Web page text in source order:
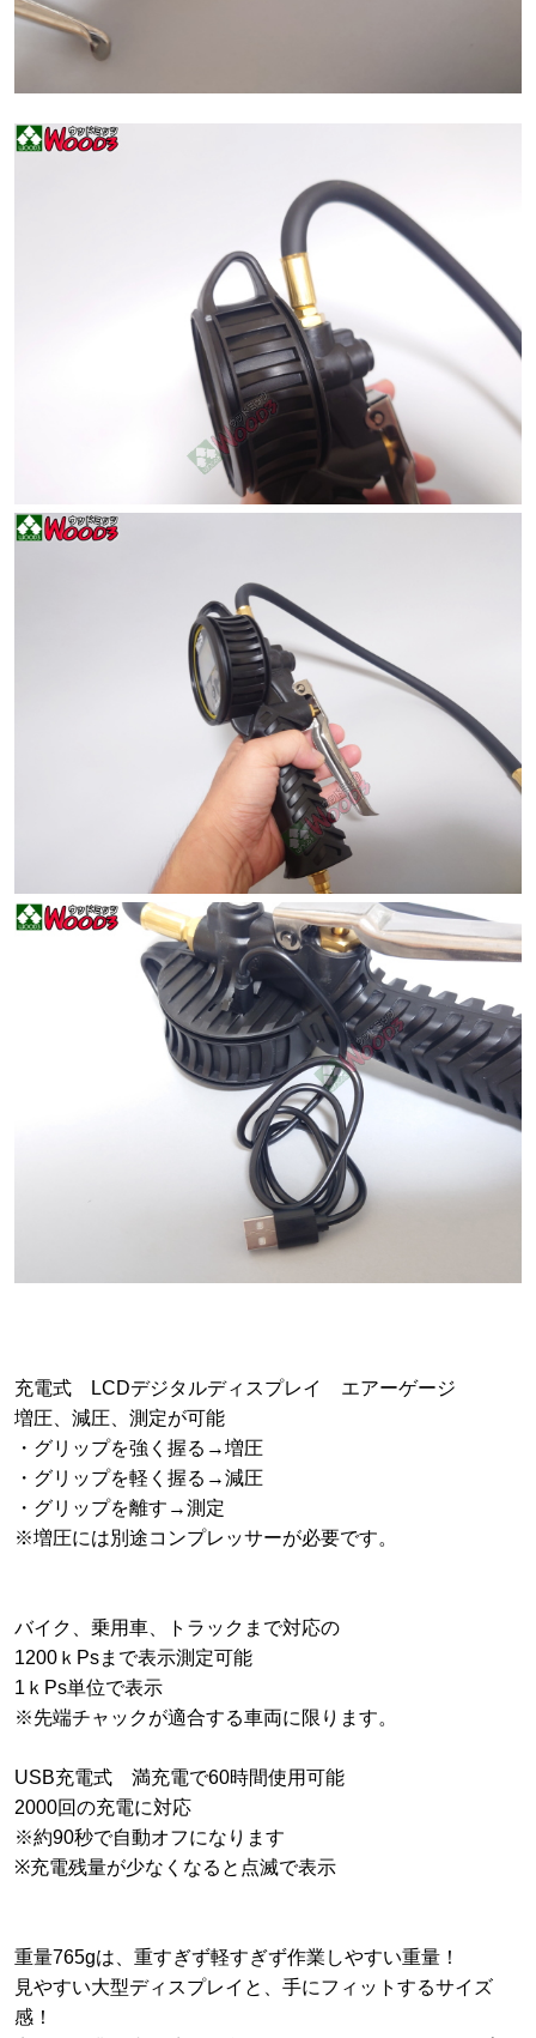
充電式 LCDデジタルディスプレイ エアーゲージ
増圧、減圧、測定が可能
・グリップを強く握る→増圧
・グリップを軽く握る→減圧
・グリップを離す→測定
※増圧には別途コンプレッサーが必要です。
バイク、乗用車、トラックまで対応の
1200ｋPsまで表示測定可能
1ｋPs単位で表示
※先端チャックが適合する車両に限ります。
USB充電式 満充電で60時間使用可能
2000回の充電に対応
※約90秒で自動オフになります
※充電残量が少なくなると点滅で表示
重量765gは、重すぎず軽すぎず作業しやすい重量！
見やすい大型ディスプレイと、手にフィットするサイズ
感！